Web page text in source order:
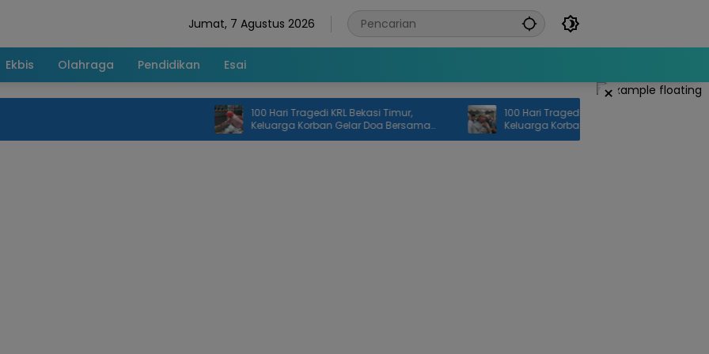
Jumat, 7 Agustus 2026
Ekbis Olahraga Pendidikan Esai
×
100 Hari Tragedi KRL Bekasi Timur,
Keluarga Korban Gelar Doa Bersama
dan Tabur Bunga
100 Hari Tragedi KRL Bekasi Timur,
Keluarga Korban Desak Penuntasan
Investigasi dan Keadilan